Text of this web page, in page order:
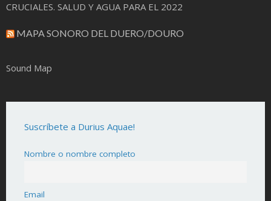
CRUCIALES. SALUD Y AGUA PARA EL 2022
MAPA SONORO DEL DUERO/DOURO
Sound Map
Suscríbete a Durius Aquae!
Nombre o nombre completo
Email